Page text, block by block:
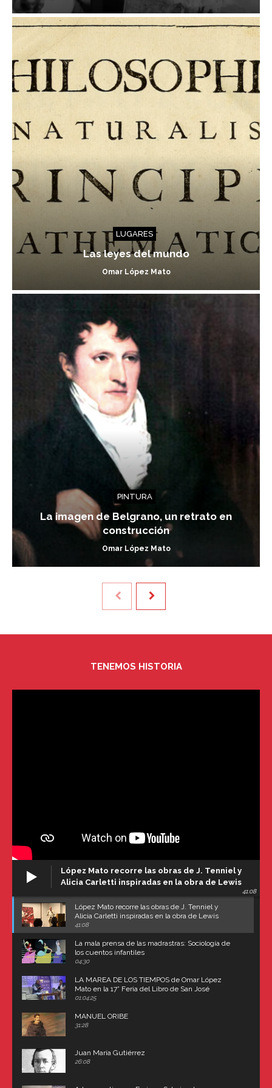
LUGARES
Las leyes del mundo
Omar López Mato
PINTURA
La imagen de Belgrano, un retrato en
construcción
Omar López Mato
TENEMOS HISTORIA
López Mato recorre las obras de J. Tenniel y
Alicia Carletti inspiradas en la obra de Lewis
41:08
López Mato recorre las obras de J. Tenniel y
Alicia Carletti inspiradas en la obra de Lewis
Carroll
41:08
La mala prensa de las madrastras: Sociología de
los cuentos infantiles
04:30
LA MAREA DE LOS TIEMPOS de Omar López
Mato en la 17° Feria del Libro de San José
(Uruguay)
01:04:25
MANUEL ORIBE
31:28
Juan María Gutiérrez
26:08